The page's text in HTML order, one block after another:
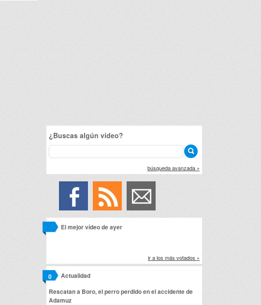
¿Buscas algún vídeo?
búsqueda avanzada »
El mejor vídeo de ayer
ir a los más votados »
Actualidad
0
Rescatan a Boro, el perro perdido en el accidente de
Adamuz